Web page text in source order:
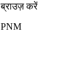
ब्राउज़ करें
PNM